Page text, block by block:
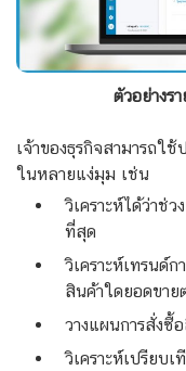
ตัวอย่างร
เจ้าของธุรกิจสามารถใ
ในหลายแง่มุม เช่น
วิเคราะห์ได้ว่าช่
ที่สุด
วิเคราะห์เทรนด์
สินค้าใดยอดขาย
วางแผนการสั่งซื้
วิเคราะห์เปรียบ